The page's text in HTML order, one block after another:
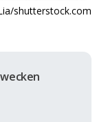
shutterstock.com